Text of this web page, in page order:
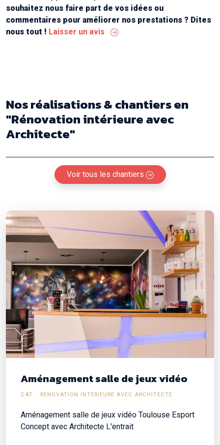
souhaitez nous faire part de vos idées ou
commentaires pour améliorer nos prestations ? Dites
nous tout ! Laisser un avis
Nos réalisations & chantiersen
"Rénovation intérieure avec
Architecte"
Voir tous les chantiers
Aménagement salle de jeux vidéo
CAT. : RÉNOVATION INTÉRIEURE AVEC ARCHITECTE
Aménagement salle de jeux vidéo Toulouse Esport
Concept avec Architecte L'entrait